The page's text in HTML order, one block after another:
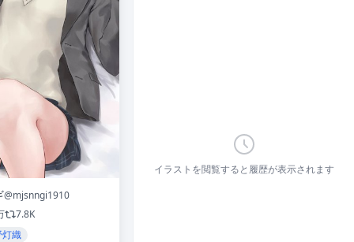
@mjsnngi1910
7.8K
織
イラストを閲覧すると履歴が表示されます